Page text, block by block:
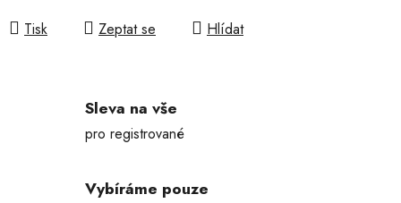
Tisk Zeptat se Hlídat
Sleva na vše
pro registrované
Vybíráme pouze